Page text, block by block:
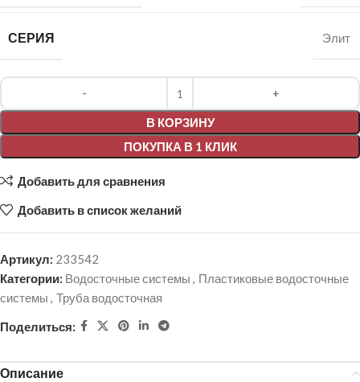
СЕРИЯ Элит
В КОРЗИНУ
ПОКУПКА В 1 КЛИК
Добавить для сравнения
Добавить в список желаний
Артикул: 233542
Категории: Водосточные системы , Пластиковые водосточные
системы , Труба водосточная
Поделиться:
Описание